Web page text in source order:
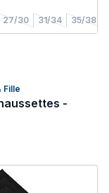
27/30 31/34 35/38
Fille
-